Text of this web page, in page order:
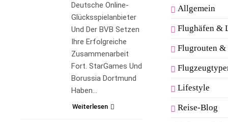
Deutsche Online-
Glücksspielanbieter
Und Der BVB Setzen
Ihre Erfolgreiche
Zusammenarbeit
Fort. StarGames Und
Borussia Dortmund
Haben…
Weiterlesen
Allgemein
Flughäfen &
Flugrouten &
Lifestyle
Reise-Blog